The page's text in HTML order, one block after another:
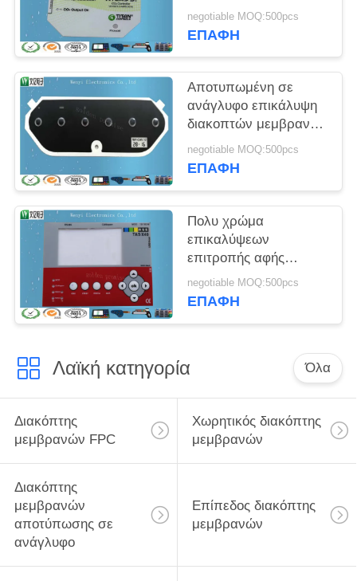
επικαλύψεων
παραθύρων Transluent
πολυεστέρα
negotiable MOQ:500pcs
ΕΠΑΦΉ
Αποτυπωμένη σε
ανάγλυφο επικάλυψη
διακοπτών μεμβρανών
πολυεστέρα 0.125mm
στιλπνή με τον
negotiable MOQ:500pcs
ΕΠΑΦΉ
Πολυ χρώμα
επικαλύψεων
επιτροπής αφής
αριθμητικών
πληκτρολογίων
υλών
negotiable MOQ:500pcs
ΕΠΑΦΉ
Λαϊκή κατηγορία Όλα
Διακόπτης
μεμβρανών FPC
Χωρητικός διακόπτης
μεμβρανών
Διακόπτης
μεμβρανών
αποτύπωσης σε
ανάγλυφο
Επίπεδος διακόπτης
μεμβρανών